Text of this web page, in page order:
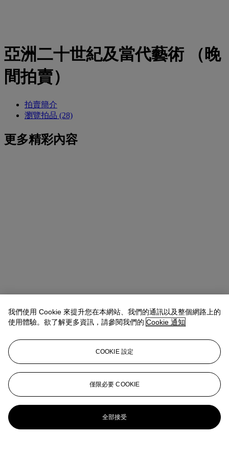
亞洲二十世紀及當代藝術 （晚
間拍賣）
拍賣簡介
瀏覽拍品 (28)
更多精彩內容
我們使用 Cookie 來提升您在本網站、我們的通訊以及整個網路上的
使用體驗。欲了解更多資訊，請參閱我們的 Cookie 通知
COOKIE 設定
僅限必要 COOKIE
全部接受